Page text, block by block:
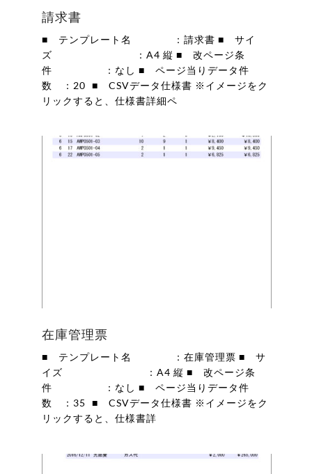
請求書
■ テンプレート名 ：請求書 ■ サイ
ズ ：A4 縦 ■ 改ページ条
件 ：なし ■ ページ当りデータ件
数 ：20 ■ CSVデータ仕様書 ※イメージをク
リックすると、仕様書詳細ペ
在庫管理票
■ テンプレート名 ：在庫管理票 ■ サ
イズ ：A4 縦 ■ 改ページ条
件 ：なし ■ ページ当りデータ件
数 ：35 ■ CSVデータ仕様書 ※イメージをク
リックすると、仕様書詳